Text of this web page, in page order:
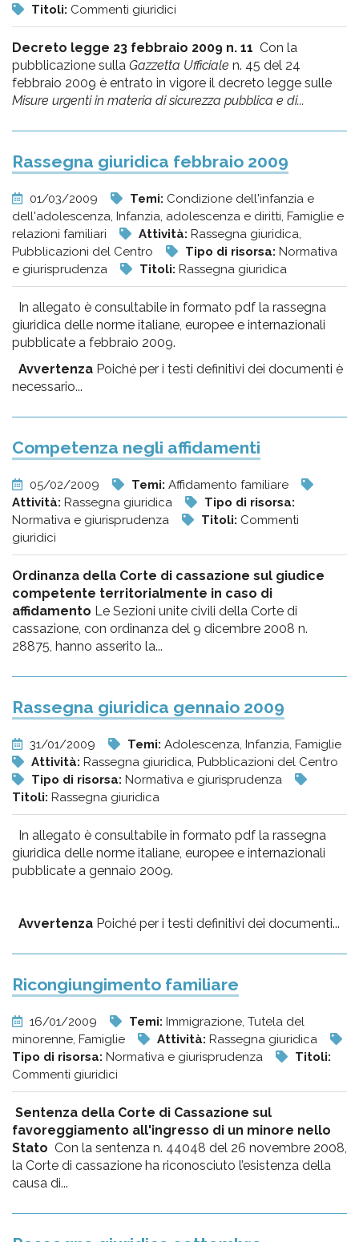
Titoli: Commenti giuridici
Decreto legge 23 febbraio 2009 n. 11 Con la
pubblicazione sulla Gazzetta Ufficiale n. 45 del 24
febbraio 2009 è entrato in vigore il decreto legge sulle
Misure urgenti in materia di sicurezza pubblica e di...
Rassegna giuridica febbraio 2009
01/03/2009 Temi: Condizione dell'infanzia e
dell'adolescenza, Infanzia, adolescenza e diritti, Famiglie e
relazioni familiari
Attività: Rassegna giuridica,
Pubblicazioni del Centro
Tipo di risorsa: Normativa
e giurisprudenza
Titoli: Rassegna giuridica
In allegato è consultabile in formato pdf la rassegna
giuridica delle norme italiane, europee e internazionali
pubblicate a febbraio 2009.
Avvertenza Poiché per i testi definitivi dei documenti è
necessario...
Competenza negli affidamenti
05/02/2009 Temi: Affidamento familiare
Attività: Rassegna giuridica
Tipo di risorsa:
Normativa e giurisprudenza
Titoli: Commenti
giuridici
Ordinanza della Corte di cassazione sul giudice
competente territorialmente in caso di
affidamento Le Sezioni unite civili della Corte di
cassazione, con ordinanza del 9 dicembre 2008 n.
28875, hanno asserito la...
Rassegna giuridica gennaio 2009
31/01/2009 Temi: Adolescenza, Infanzia, Famiglie
Attività: Rassegna giuridica, Pubblicazioni del Centro
Tipo di risorsa: Normativa e giurisprudenza
Titoli: Rassegna giuridica
In allegato è consultabile in formato pdf la rassegna
giuridica delle norme italiane, europee e internazionali
pubblicate a gennaio 2009.
Avvertenza Poiché per i testi definitivi dei documenti...
Ricongiungimento familiare
16/01/2009 Temi: Immigrazione, Tutela del
minorenne, Famiglie
Attività: Rassegna giuridica
Tipo di risorsa: Normativa e giurisprudenza
Titoli:
Commenti giuridici
Sentenza della Corte di Cassazione sul
favoreggiamento all'ingresso di un minore nello
Stato Con la sentenza n. 44048 del 26 novembre 2008,
la Corte di cassazione ha riconosciuto l’esistenza della
causa di...